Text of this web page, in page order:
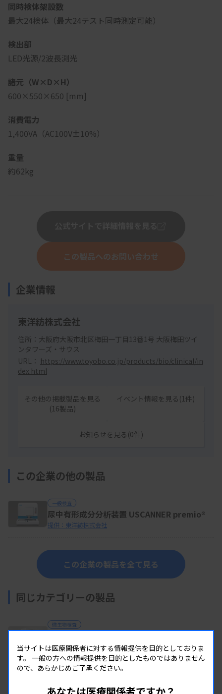
同時検体架設数
最大24検体（最大24テスト同時測定可能）
検出部
LED光源/2波長測光
諸元（W×D×H）
600×550×650 [mm]
消費電力
1,400VA（AC100V±10%）
重量
約62kg
この製品へのお問い合わせ
企業情報
東洋紡株式会社
住所：大阪府大阪市北区梅田一丁目13番1号 大阪梅田ツイ
ンタワーズ・サウス
URL： https://www.toyobo.co.jp/products/bio/clinical/in
dex.html
その他の掲載製品を見る
(16製品)
イベント情報を見る(1件)
お知らせを見る(0件)
この企業の他の製品
一般検査
尿中有形成分分析装置 USCANNER premio®
提供：東洋紡株式会社
この企業の製品を全て見る
同じカテゴリーの製品
微生物検査
提供：ウォーターズ アドバンスト ダイアグノスティックス
（旧 BD ダイアグノスティックス ソリューションズ）
BD キエストラ™ IdentifA
当サイトは医療関係者に対する情報提供を目的としておりま
す。 一般の方への情報提供を目的としたものではありません
ので、あらかじめご了承ください。